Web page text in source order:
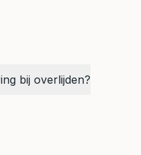
bij overlijden?